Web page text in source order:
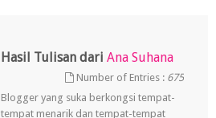
Hasil Tulisan dari Ana Suhana
Number of Entries : 675
Blogger yang suka berkongsi tempat-
tempat menarik dan tempat-tempat